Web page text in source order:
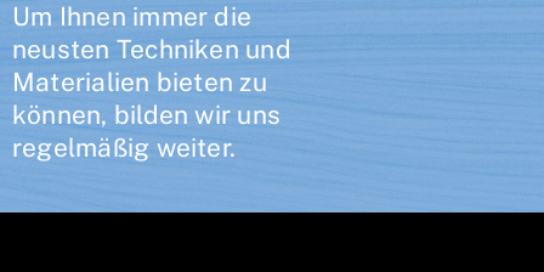
Um Ihnen immer die
neusten Techniken und
Materialien bieten zu
können, bilden wir uns
regelmäßig weiter.